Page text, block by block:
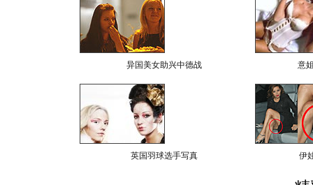
异国美女助兴中德战 意
英国羽球选手写真 伊